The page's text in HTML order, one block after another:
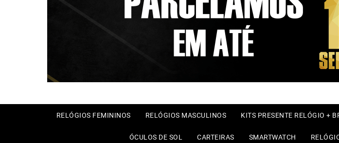
RELÓGIOS FEMININOS RELÓGIOS MASCULINOS KITS PRESENTE RELÓGIO +
ÓCULOS DE SOL CARTEIRAS SMARTWATCH